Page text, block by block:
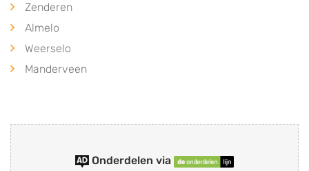
Zenderen
Almelo
Weerselo
Manderveen
Onderdelen via